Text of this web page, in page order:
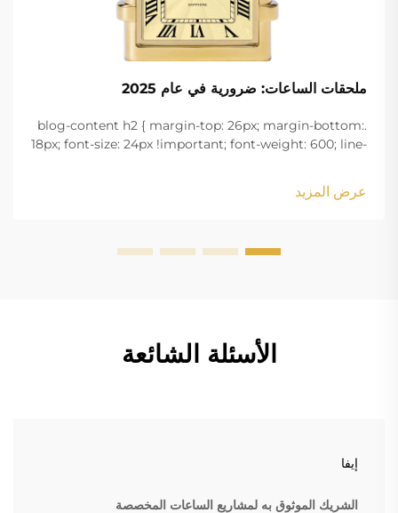
ملحقات الساعات: ضرورية في عام 2025
.blog-content h2 { margin-top: 26px; margin-bottom:
18px; font-size: 24px !important; font-weight: 600; line-
margin-bottom: 18px; font-size: 20px !important; font-
w...
عرض المزيد
الأسئلة الشائعة
إيفا
الشريك الموثوق به لمشاريع الساعات المخصصة